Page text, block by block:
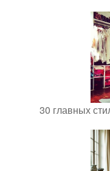
30 главных